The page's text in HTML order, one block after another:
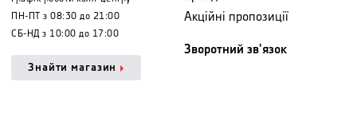
ПН-ПТ з 08:30 до 21:00
СБ-НД з 10:00 до 17:00
Знайти магазин
Акційні пропозиції
Зворотний зв'язок